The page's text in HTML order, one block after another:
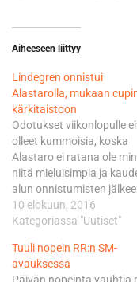
Aiheeseen liittyy
Lindegren onnistui
Alastarolla, mukaan
kärkitaistoon
Odotukset viikonlopulle
olleet kummoisia, koska
Alastaro ei ratana ole
niitä mieluisimpia ja
alun onnistumisten
on vauhti ollut hieman
kadoksissa . Tilannetta ei
epävakainen sää, jonka
harjoituskierrokset jäivät
10 elokuun, 2016
Kategoriassa "Uutiset"
Tuuli nopein RR:n SM-
avauksessa